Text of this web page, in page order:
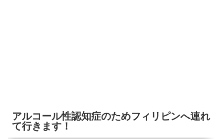
アルコール性認知症のためフィリピンへ連れ
て行きます！